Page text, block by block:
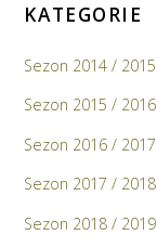
KATEGORIE
Sezon 2014 / 2015
Sezon 2015 / 2016
Sezon 2016 / 2017
Sezon 2017 / 2018
Sezon 2018 / 2019